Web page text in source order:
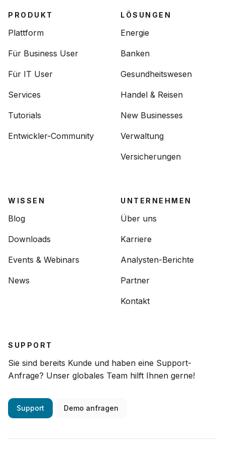
PRODUKT
Plattform
Für Business User
Für IT User
Services
Tutorials
Entwickler-Community
LÖSUNGEN
Energie
Banken
Gesundheitswesen
Handel & Reisen
New Businesses
Verwaltung
Versicherungen
WISSEN
Blog
Downloads
Events & Webinars
News
UNTERNEHMEN
Über uns
Karriere
Analysten-Berichte
Partner
Kontakt
SUPPORT
Sie sind bereits Kunde und haben eine Support-
Anfrage? Unser globales Team hilft Ihnen gerne!
Support Demo anfragen